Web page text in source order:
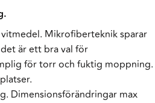
Mikrofiberteknik sparar
är ett bra val för
för torr och fuktig moppning.
Dimensionsförändringar max